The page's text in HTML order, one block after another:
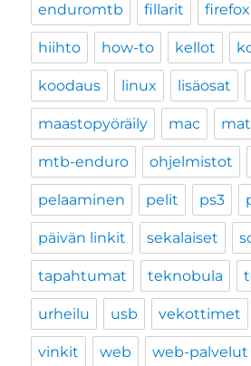
enduromtb fillarit firefox
hiihto how-to kellot
koodaus linux lisäosat
maastopyöräily mac
mtb-enduro ohjelmistot
pelaaminen pelit ps3
päivän linkit sekalaiset
tapahtumat teknobula
urheilu usb vekottimet
vinkit web web-palvelut